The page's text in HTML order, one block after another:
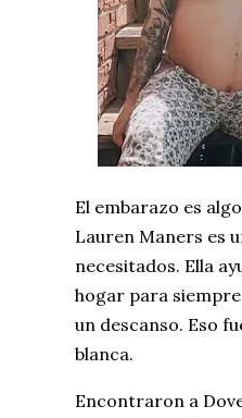
El embarazo es
Lauren Maners es
necesitados. Ella
hogar para
un descanso. Eso
blanca.
Encontraron a